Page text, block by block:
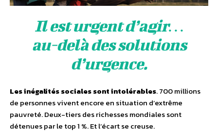
Il est urgent d’agir…
au-delà des solutions
d’urgence.
Les inégalités sociales sont intolérables. 700 millions
de personnes vivent encore en situation d’extrême
pauvreté. Deux-tiers des richesses mondiales sont
détenues par le top 1 %. Et l’écart se creuse.